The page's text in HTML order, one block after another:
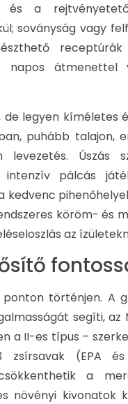
és a
soványság vagy
receptúrák
napos átmenettel
legyen kíméletes
puhább talajon,
Úszás
pálcás
köröm- és
az
történjen. A
segíti,
a II-es típus –
zsírsavak (EPA
a
növényi kivonatok